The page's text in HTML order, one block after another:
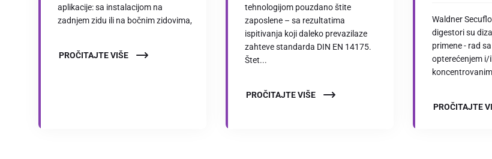
aplikacije: sa instalacijom na
zadnjem zidu ili na bočnim zidovima,
PROČITAJTE VIŠE
tehnologijom pouzdano štite
zaposlene – sa rezultatima
ispitivanja koji daleko prevazilaze
zahteve standarda DIN EN 14175.
Štet...
PROČITAJTE VIŠE
Waldner
digestori su
primene - rad
opterećenjem i/
PROČITAJTE